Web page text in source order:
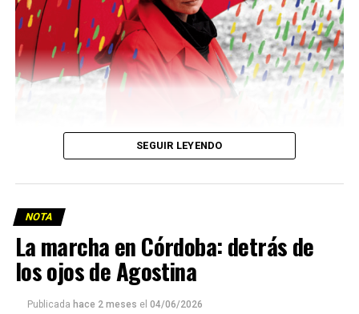
Viaje a la vida en el Delta: Y la nave
SEGUIR LEYENDO
NOTA
La marcha en Córdoba: detrás de
los ojos de Agostina
Publicada hace 2 meses el 04/06/2026